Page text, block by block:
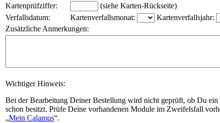
Kartenprüfziffer:
(siehe Karten-Rückseite)
Verfallsdatum:
Kartenverfallsmonat:
Kartenverfallsjahr:
Zusätzliche Anmerkungen:
Wichtiger Hinweis:
Bei der Bearbeitung Deiner Bestellung wird nicht geprüft, ob Du ein
schon besitzt. Prüfe Deine vorhandenen Module im Zweifelsfall
Mein Calamus .